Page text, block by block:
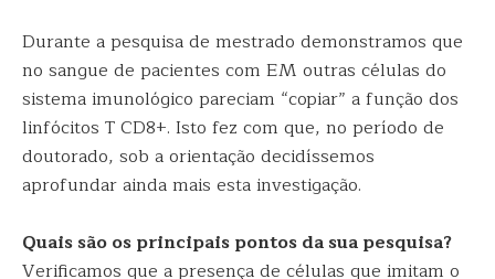
Durante a pesquisa de mestrado demonstramos que
no sangue de pacientes com EM outras células do
sistema imunológico pareciam “copiar” a função dos
linfócitos T CD8+. Isto fez com que, no período de
doutorado, sob a orientação decidíssemos
aprofundar ainda mais esta investigação.
Quais são os principais pontos da sua pesquisa?
Verificamos que a presença de células que imitam o